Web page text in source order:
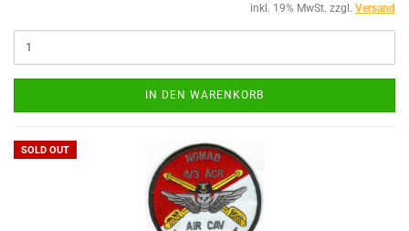
inkl. 19% MwSt. zzgl. Versand
IN DEN WARENKORB
SOLD OUT